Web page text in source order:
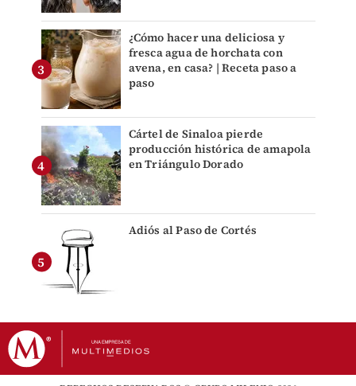
¿Cómo hacer una deliciosa y
fresca agua de horchata con
avena, en casa? | Receta paso a
paso
Cártel de Sinaloa pierde
producción histórica de amapola
en Triángulo Dorado
Adiós al Paso de Cortés